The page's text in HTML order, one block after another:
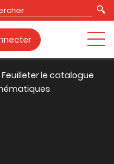
Feuilleter le catalogue